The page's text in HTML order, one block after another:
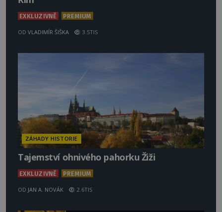
EXKLUZIVNĚ PREMIUM
OD VLADIMÍR ŠIŠKA 3.5TIS
ZÁHADY HISTORIE
Tajemství ohnivého pahorku Žiži
EXKLUZIVNĚ PREMIUM
OD JAN A. NOVÁK 2.6TIS